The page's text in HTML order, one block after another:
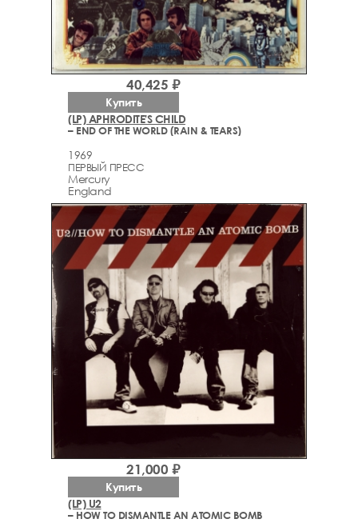
(LP) APHRODITE'S CHILD
– END OF THE WORLD (RAIN & TEARS)
1969
ПЕРВЫЙ ПРЕСС
Mercury
England
40,425 ₽
Купить
(LP) U2
– HOW TO DISMANTLE AN ATOMIC BOMB
21,000 ₽
Купить